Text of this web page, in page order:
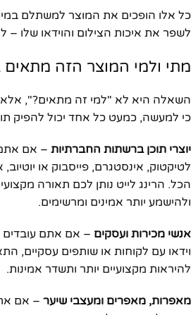
כל אלו הופכים את המוצר למשתלם
לשפר את איכות הצילום והוידאו שלו
מתי ולמי המוצר הזה מתאים
השאלה היא לא "למי זה מתאים?",
כי למעשה, כמעט כל אחד יכול להפיק
יוצרי תוכן ברשתות החברתיות – אם
לטיקטוק, אינסטגרם, פייסבוק או
הכל. הרינג לייט נותן לכם תאורה
ולהישמע יותר אמינים ומרשימים.
אנשי מכירות ועסקים – אם אתם עובדים
וידאו עם לקוחות או שותפים עסקיים,
להיראות מקצועיים יותר ותשדר אמינות.
מאפרות, מאפרים ומעצבי שיער – אם